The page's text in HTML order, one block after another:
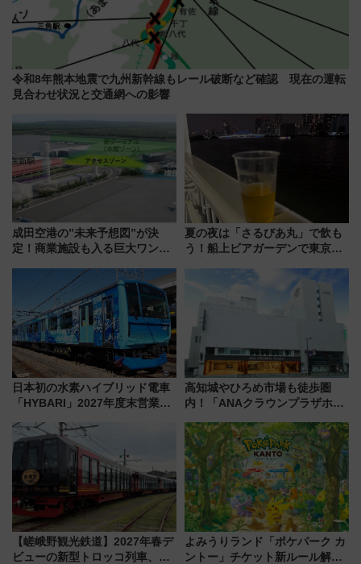
令和8年熊本地震で九州新幹線もレール破断など確認 現在の運転
見合わせ状況と交通網への影響
成田空港の”未来予想図”が決
定！商業施設も入る巨大ワンタ
で新型特急が品川･羽田とを結
ぶ！ JR空港駅は2面3線化！
夏の夜は「さるびあ丸」で飲も
う！船上ビアガーデンで東京湾
杯……工場直送生ビールや島グ
ルメが美味い
日本初の水素ハイブリッド電車
「HYBARI」2027年度末営業運
で水素利活用が加速
高知城やひろめ市場も徒歩圏
内！「ANAクラウンプラザホテ
【嵯峨野観光鉄道】2027年春デ
ビューの新型トロッコ列車、い
よみうりランド「ポケパーク カ
ントー」チケット新ルール解